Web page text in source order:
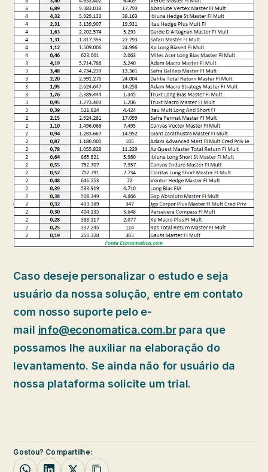
Caso deseje personalizar o estudo e seja
usuário da nossa solução, entre em contato
com nosso suporte pelo e-
mail info@economatica.com.brpara que
possamos lhe auxiliar na elaboração do
levantamento. Se ainda não for usuário da
nossa plataforma solicite um trial.
Gostou? Compartilhe: